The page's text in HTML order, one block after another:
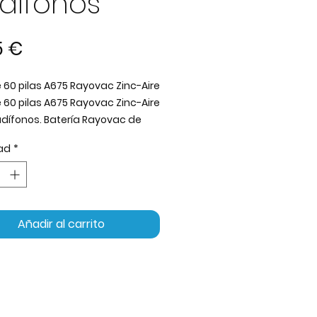
€
60 pilas A675 Rayovac Zinc-Aire
60 pilas A675 Rayovac Zinc-Aire
Batería Rayovac de
densidad de energía,
para audífonos.
Rayovac
Zinc-Aire
*
Añadir al carrito